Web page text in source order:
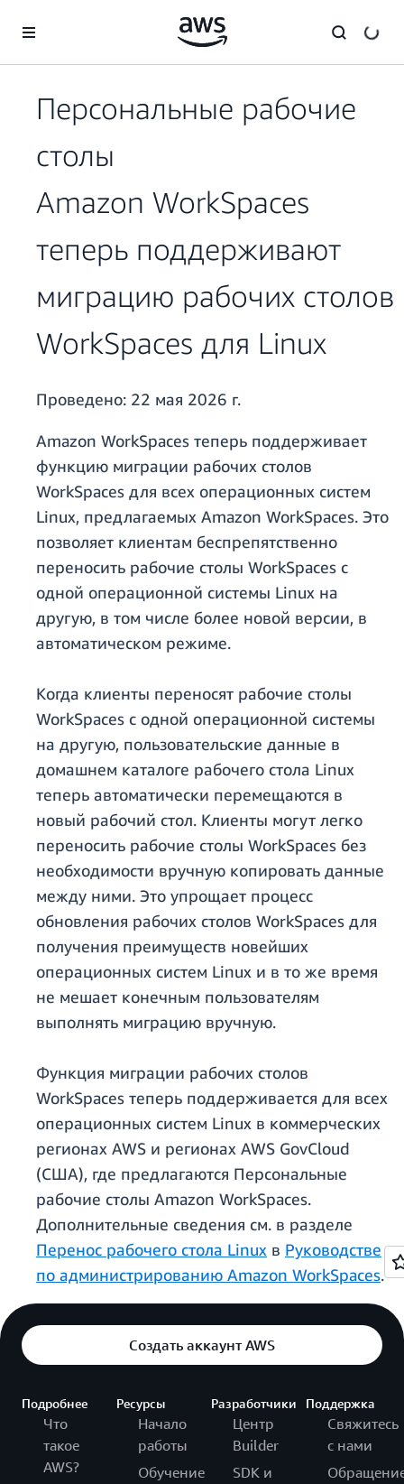
Перейти к главному контенту
Персональные рабочие
столы
Amazon WorkSpaces
теперь поддерживают
миграцию рабочих столов
WorkSpaces для Linux
Проведено: 22 мая 2026 г.
Amazon WorkSpaces теперь поддерживает
функцию миграции рабочих столов
WorkSpaces для всех операционных систем
Linux, предлагаемых Amazon WorkSpaces. Это
позволяет клиентам беспрепятственно
переносить рабочие столы WorkSpaces с
одной операционной системы Linux на
другую, в том числе более новой версии, в
автоматическом режиме.
Когда клиенты переносят рабочие столы
WorkSpaces с одной операционной системы
на другую, пользовательские данные в
домашнем каталоге рабочего стола Linux
теперь автоматически перемещаются в
новый рабочий стол. Клиенты могут легко
переносить рабочие столы WorkSpaces без
необходимости вручную копировать данные
между ними. Это упрощает процесс
обновления рабочих столов WorkSpaces для
получения преимуществ новейших
операционных систем Linux и в то же время
не мешает конечным пользователям
выполнять миграцию вручную.
Функция миграции рабочих столов
WorkSpaces теперь поддерживается для всех
операционных систем Linux в коммерческих
регионах AWS и регионах AWS GovCloud
(США), где предлагаются Персональные
рабочие столы Amazon WorkSpaces.
Дополнительные сведения см. в разделе
Перенос рабочего стола Linux в Руководстве
по администрированию Amazon WorkSpaces.
Создать аккаунт AWS
Подробнее
Что
такое
AWS?
Ресурсы
Начало
работы
Обучение
Разработчики
Центр
Builder
SDK и
Поддержка
Свяжитесь
с нами